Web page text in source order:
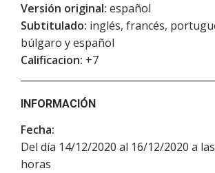
Versión original: español
Subtitulado: inglés, francés,
búlgaro y español
Calificacion: +7
INFORMACIÓN
Fecha:
Del día 14/12/2020 al 16/12/2020 a
horas